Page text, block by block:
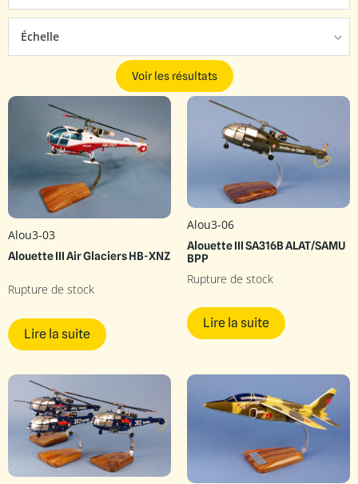
Échelle
Voir les résultats
Alou3-03
Alouette III Air Glaciers HB-XNZ
Rupture de stock
Lire la suite
Alou3-06
Alouette III SA316B ALAT/SAMU
BPP
Rupture de stock
Lire la suite